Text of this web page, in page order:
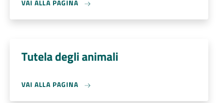
VAI ALLA PAGINA
Tutela degli animali
VAI ALLA PAGINA